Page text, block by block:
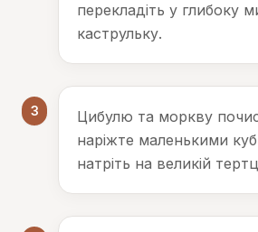
перекладіть у глибоку
каструльку.
3
Цибулю та моркву
наріжте маленькими
натріть на великій